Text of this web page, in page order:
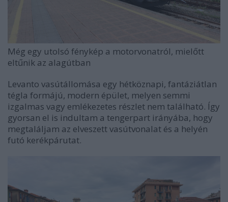
Még egy utolsó fénykép a motorvonatról, mielőtt
eltűnik az alagútban
Levanto vasútállomása egy hétköznapi, fantáziátlan
tégla formájú, modern épület, melyen semmi
izgalmas vagy emlékezetes részlet nem található. Így
gyorsan el is indultam a tengerpart irányába, hogy
megtaláljam az elveszett vasútvonalat és a helyén
futó kerékpárutat.